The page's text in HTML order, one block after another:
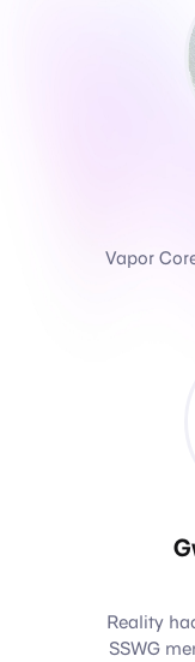
Vapor
Reality
SSWG